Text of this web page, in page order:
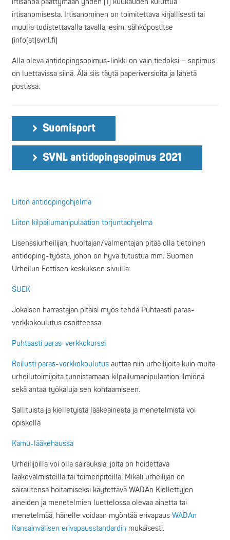
irtisanoa päättymään yhden (1) kuukauden kuluttua
irtisanomisesta. Irtisanominen on toimitettava kirjallisesti tai
muulla todistettavalla tavalla, esim. sähköpostitse
(info(at)svnl.fi)
Alla oleva antidopingsopimus-linkki on vain tiedoksi – sopimus
on luettavissa siinä. Älä siis täytä paperiversioita ja lähetä
postissa.
Suomisport
SVNL antidopingsopimus 2021
Liiton antidopingohjelma
Liiton kilpailumanipulaation torjuntaohjelma
Lisenssiurheilijan, huoltajan/valmentajan pitää olla tietoinen
antidoping-työstä, johon on hyvä tutustua mm. Suomen
Urheilun Eettisen keskuksen sivuilla:
SUEK
Jokaisen harrastajan pitäisi myös tehdä Puhtaasti paras-
verkkokoulutus osoitteessa
Puhtaasti paras-verkkokurssi
Reilusti paras-verkkokoulutusauttaa niin urheilijoita kuin muita
urheilutoimijoita tunnistamaan kilpailumanipulaation ilmiönä
sekä antaa työkaluja sen kohtaamiseen.
Sallituista ja kielletyistä lääkeainesta ja menetelmistä voi
opiskella
Kamu-lääkehaussa
Urheilijoilla voi olla sairauksia, joita on hoidettava
lääkevalmisteilla tai toimenpiteillä. Mikäli urheilijan on
sairautensa hoitamiseksi käytettävä WADAn Kiellettyjen
aineiden ja menetelmien luettelossa olevaa ainetta tai
menetelmää, hänelle voidaan myöntää erivapaus WADAn
Kansainvälisen erivapausstandardin mukaisesti.